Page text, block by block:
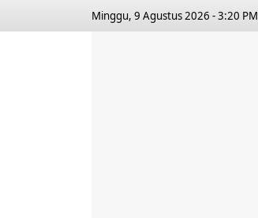
Minggu, 9 Agustus 2026 - 3:20 PM